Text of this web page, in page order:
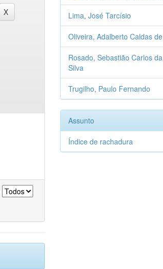
Lima, José Tarcísio
Oliveira, Adalberto Caldas de
Rosado, Sebastião Carlos da
Silva
Trugilho, Paulo Fernando
Assunto
Índice de rachadura